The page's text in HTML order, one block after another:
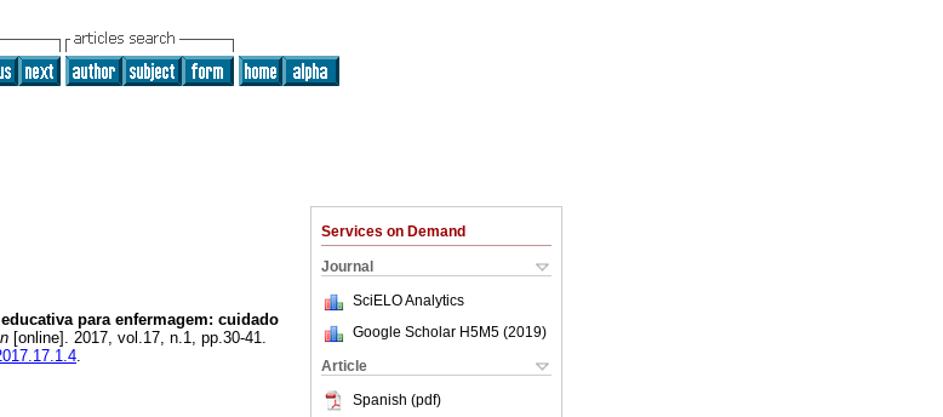
Services on Demand
Journal
SciELO Analytics
Google Scholar H5M5 (2019)
Article
Spanish (pdf)
para enfermagem: cuidado
[online]. 2017, vol.17, n.1, pp.30-41.
.